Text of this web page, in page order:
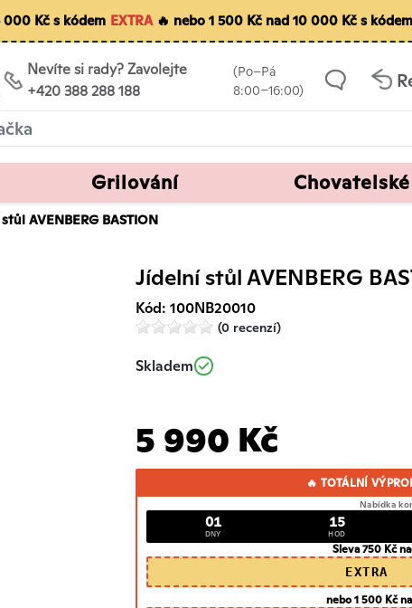
000 Kč s kódem EXTRA🔥 nebo 1 500 Kč nad 10 000 Kč s kódem
Nevíte si rady? Zavolejte
+420 388 288 188
(Po–Pá
8:00–16:00)
Grilování
AVENBERG BASTION
Jídelní stůl AVENBERG
Kód: 100NB20010
(0 recenzí)
Skladem
5 990 Kč
🔥 TOTÁLNÍ
Nabídka
01
DNY
15
HOD
Sleva 750 Kč
EXTRA
nebo 1 500 Kč